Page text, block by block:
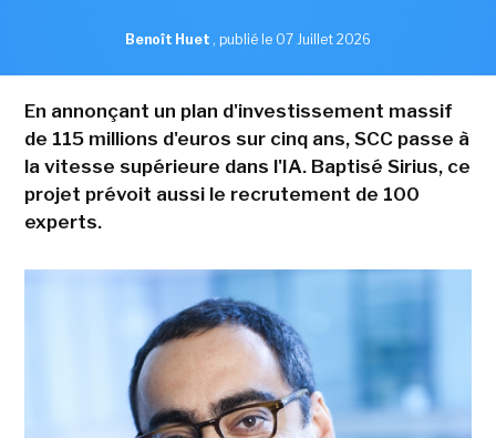
Benoît Huet , publié le 07 Juillet 2026
En annonçant un plan d'investissement massif
de 115 millions d'euros sur cinq ans, SCC passe à
la vitesse supérieure dans l'IA. Baptisé Sirius, ce
projet prévoit aussi le recrutement de 100
experts.